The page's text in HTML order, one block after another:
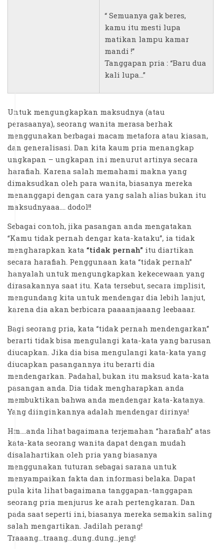
“ Semuanya gak beres,
kamu itu mesti lupa
matikan lampu kamar
mandi !”
Tanggapan pria : “Baru dua
kali lupa...”
Untuk mengungkapkan maksudnya (atau
perasaanya), seorang wanita merasa berhak
menggunakan berbagai macam metafora atau kiasan,
dan generalisasi. Dan kita kaum pria menangkap
ungkapan – ungkapan ini menurut artinya secara
harafiah. Karena salah memahami makna yang
dimaksudkan oleh para wanita, biasanya mereka
menanggapi dengan cara yang salah alias bukan itu
maksudnyaaa.... dodol!!
Sebagai contoh, jika pasangan anda mengatakan
“Kamu tidak pernah dengar kata-kataku”, ia tidak
mengharapkan kata “tidak pernah” itu diartikan
secara harafiah. Penggunaan kata “tidak pernah”
hanyalah untuk mengungkapkan kekecewaan yang
dirasakannya saat itu. Kata tersebut, secara implisit,
mengundang kita untuk mendengar dia lebih lanjut,
karena dia akan berbicara paaaanjaaang leebaaar.
Bagi seorang pria, kata “tidak pernah mendengarkan”
berarti tidak bisa mengulangi kata-kata yang barusan
diucapkan. Jika dia bisa mengulangi kata-kata yang
diucapkan pasangannya itu berarti dia
mendengarkan. Padahal, bukan itu maksud kata-kata
pasangan anda. Dia tidak mengharapkan anda
membuktikan bahwa anda mendengar kata-katanya.
Yang diinginkannya adalah mendengar dirinya!
Hm....anda lihat bagaimana terjemahan “harafiah” atas
kata-kata seorang wanita dapat dengan mudah
disalahartikan oleh pria yang biasanya
menggunakan tuturan sebagai sarana untuk
menyampaikan fakta dan informasi belaka. Dapat
pula kita lihat bagaimana tanggapan-tanggapan
seorang pria menjurus ke arah pertengkaran. Dan
pada saat seperti ini, biasanya mereka semakin saling
salah mengartikan. Jadilah perang!
Traaang...traang...dung..dung...jeng!